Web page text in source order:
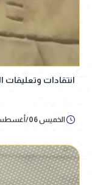
انتقادات وتعليقات
الخميس 06/أغسطس/2026 - 11:58 م